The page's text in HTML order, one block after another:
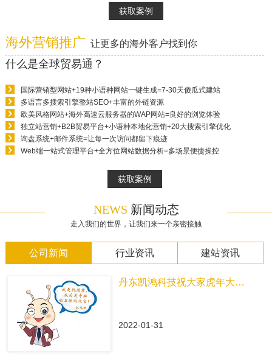
获取案例
海外营销推广 让更多的海外客户找到你
什么是全球贸易通？
国际营销型网站+19种小语种网站一键生成=7-30天傻瓜式建站
多语言多搜索引擎整站SEO+丰富的外链资源
欧美风格网站+海外高速云服务器的WAP网站=良好的浏览体验
独立站营销+B2B贸易平台+小语种本地化营销+20大搜索引擎优化
询盘系统+邮件系统=让每一次访问都留下痕迹
Web端一站式管理平台+全方位网站数据分析=多场景便捷操控
获取案例
NEWS 新闻动态
走入我们的世界，让我们来一个亲密接触
公司新闻 行业资讯 建站资讯
丹东凯鸿科技祝大家虎年大吉！
2022-01-31